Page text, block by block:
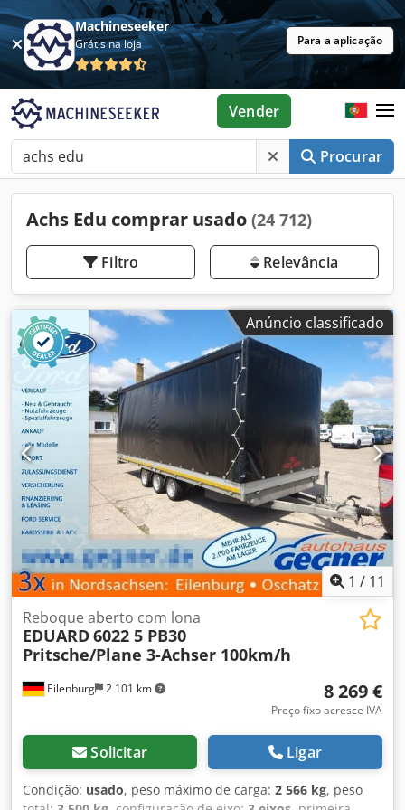
Machineseeker
Grátis na loja Para a aplicação
Procurar
Vender
Achs Edu comprar usado (24 712)
Filtro Relevância
Anúncio classificado
1 / 11
Eilenburg 2 101 km
Reboque aberto com lona
EDUARD6022 5 PB30
Pritsche/Plane 3-Achser 100km/h
8 269 €
Preço fixo acresce IVA
Solicitar Ligar
Condição: usado, peso máximo de carga: 2 566 kg, peso